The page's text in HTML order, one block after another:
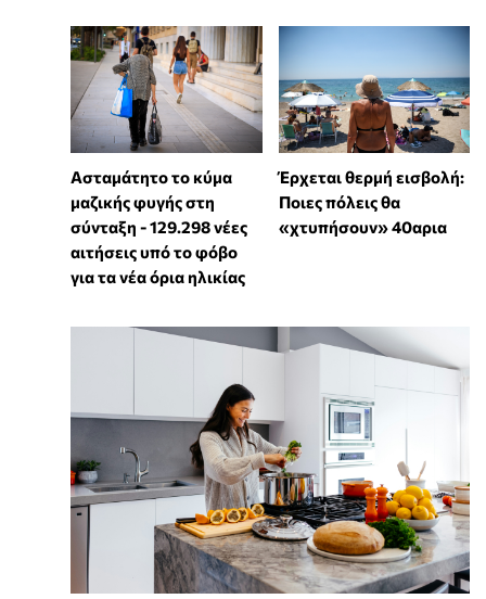
Ασταμάτητο το κύμα
μαζικής φυγής στη
σύνταξη - 129.298 νέες
αιτήσεις υπό το φόβο
για τα νέα όρια ηλικίας
Έρχεται θερμή εισβολή:
Ποιες πόλεις θα
«χτυπήσουν» 40αρια